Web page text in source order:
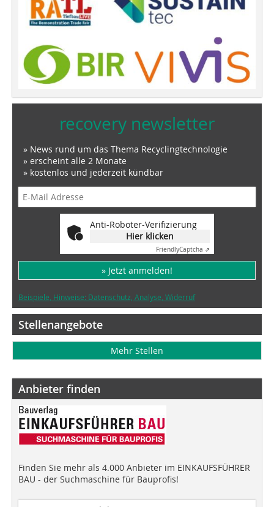
recovery newsletter
» News rund um das Thema Recyclingtechnologie
» erscheint alle 2 Monate
» kostenlos und jederzeit kündbar
Anti-Roboter-Verifizierung
Hier klicken
FriendlyCaptcha ⇗
» Jetzt anmelden!
Beispiele, Hinweise: Datenschutz, Analyse, Widerruf
Stellenangebote
Mehr Stellen
Anbieter finden
Finden Sie mehr als 4.000 Anbieter im EINKAUFSFÜHRER
BAU - der Suchmaschine für Bauprofis!